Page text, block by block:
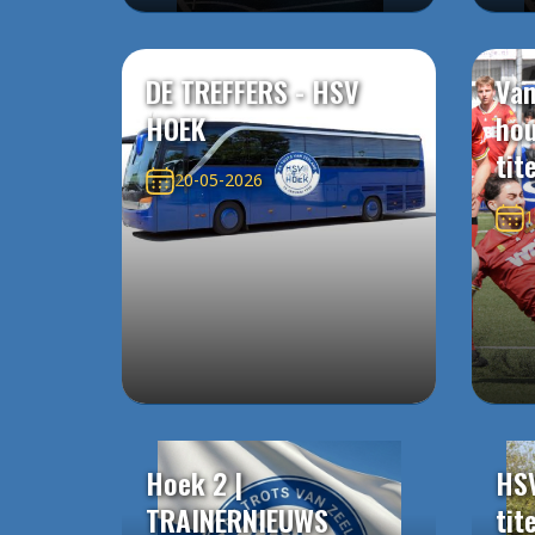
DE TREFFERS - HSV
HOEK
20-05-2026
Hoek 2 |
TRAINERNIEUWS